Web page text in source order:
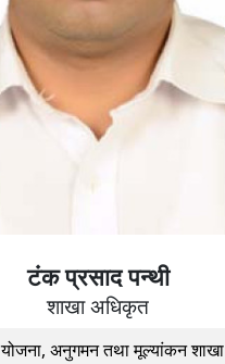
टंक प्रसाद पन्थी
शाखा अधिकृत
योजना, अनुगमन तथा मूल्यांकन शाखा